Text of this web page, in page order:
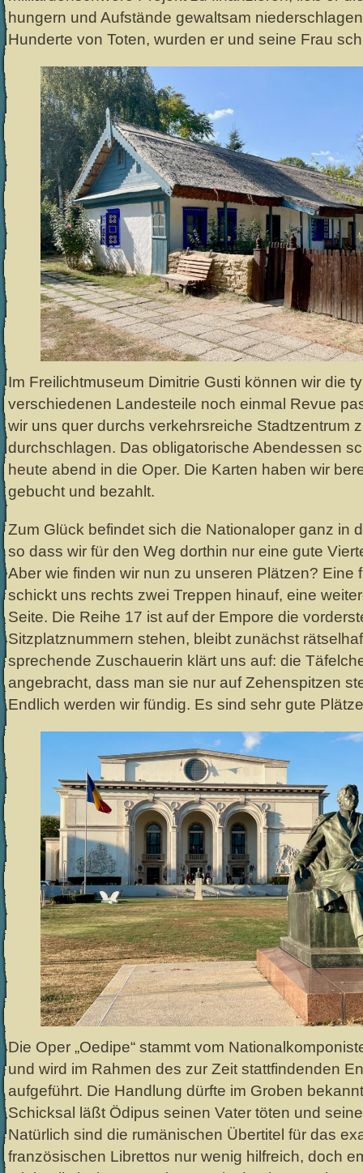
hungern und Aufstände gewaltsam
Hunderte von Toten, wurden er und seine Frau
Im Freilichtmuseum Dimitrie Gusti können wir die
verschiedenen Landesteile noch einmal Revue
wir uns quer durchs verkehrsreiche Stadtzentrum
durchschlagen. Das obligatorische Abendessen
heute abend in die Oper. Die Karten haben wir
gebucht und bezahlt.
Zum Glück befindet sich die Nationaloper ganz in
so dass wir für den Weg dorthin nur eine gute
Aber wie finden wir nun zu unseren Plätzen? Eine
schickt uns rechts zwei Treppen hinauf, eine
Seite. Die Reihe 17 ist auf der Empore die
Sitzplatznummern stehen, bleibt zunächst
sprechende Zuschauerin klärt uns auf: die
angebracht, dass man sie nur auf Zehenspitzen
Endlich werden wir fündig. Es sind sehr gute
Die Oper „Oedipe“ stammt vom
und wird im Rahmen des zur Zeit stattfindenden
aufgeführt. Die Handlung dürfte im Groben
Schicksal läßt Ödipus seinen Vater töten und
Natürlich sind die rumänischen Übertitel für das
französischen Librettos nur wenig hilfreich, doch